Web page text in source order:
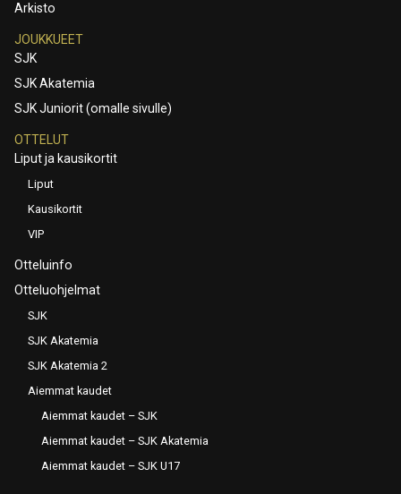
Arkisto
JOUKKUEET
SJK
SJK Akatemia
SJK Juniorit (omalle sivulle)
OTTELUT
Liput ja kausikortit
Liput
Kausikortit
VIP
Otteluinfo
Otteluohjelmat
SJK
SJK Akatemia
SJK Akatemia 2
Aiemmat kaudet
Aiemmat kaudet – SJK
Aiemmat kaudet – SJK Akatemia
Aiemmat kaudet – SJK U17